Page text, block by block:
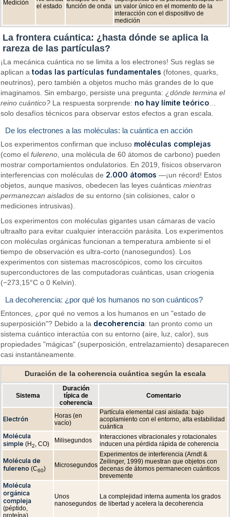
Medición
el estado función de onda un valor único en el momento de la
interacción con el dispositivo de
medición
La frontera cuántica: ¿hasta dónde se aplica la
rareza de las partículas?
¡La mecánica cuántica no se limita a los electrones! Sus reglas se
aplican atodas las partículas fundamentales (fotones, quarks,
neutrinos), pero también a objetos mucho más grandes de lo que
imaginamos. Sin embargo, persiste una pregunta:¿dónde termina el
reino cuántico? La respuesta sorprende: no hay límite teórico…
solo desafíos técnicos para observar estos efectos a gran escala.
De los electrones a las moléculas: la cuántica en acción
Los experimentos confirman que incluso moléculas complejas
(como elfulereno, una molécula de 60 átomos de carbono) pueden
mostrar comportamientos ondulatorios. En 2019, físicos observaron
interferencias con moléculas de 2.000 átomos —¡un récord! Estos
objetos, aunque masivos, obedecen las leyes cuánticasmientras
permanezcan aislados de su entorno (sin colisiones, calor o
mediciones intrusivas).
Los experimentos con moléculas gigantes usan cámaras de vacío
ultraalto para evitar cualquier interacción parásita. Los experimentos
con moléculas orgánicas funcionan a temperatura ambiente si el
tiempo de observación es ultra-corto (nanosegundos). Los
experimentos con sistemas macroscópicos, como los circuitos
superconductores de las computadoras cuánticas, usan criogenia
(−273,15°C o 0 Kelvin).
La decoherencia: ¿por qué los humanos no son cuánticos?
Entonces, ¿por qué no vemos a los humanos en un "estado de
superposición"? Debido a la decoherencia: tan pronto como un
sistema cuántico interactúa con su entorno (aire, luz, calor), sus
propiedades "mágicas" (superposición, entrelazamiento) desaparecen
casi instantáneamente.
Duración de la coherencia cuántica según la escala
Sistema
Duración
típica de
coherencia
Comentario
Electrón
Horas (en
vacío)
Partícula elemental casi aislada: bajo
acoplamiento con el entorno, alta estabilidad
cuántica
Molécula
simple (H2, CO) Milisegundos
Interacciones vibracionales y rotacionales
inducen una pérdida rápida de coherencia
Molécula de
fulereno (C60) Microsegundos
Experimentos de interferencia (Arndt &
Zeilinger, 1999) muestran que objetos con
decenas de átomos permanecen cuánticos
brevemente
Molécula
orgánica
compleja
(péptido,
proteína)
Unos
nanosegundos
La complejidad interna aumenta los grados
de libertad y acelera la decoherencia